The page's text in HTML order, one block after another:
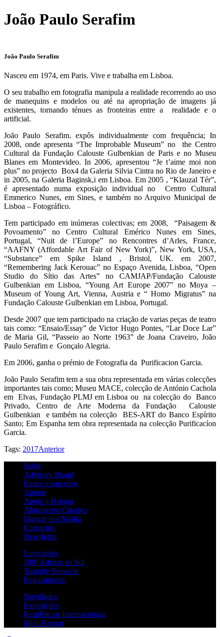
João Paulo Serafim
João Paulo Serafim
Nasceu em 1974, em Paris. Vive e trabalha em Lisboa.
O seu trabalho em fotografia manipula a realidade recorrendo ao uso
de manequins e modelos ou até na apropriação de imagens já
existentes, tornando ténues as fronteiras entre a realidade e o
artificial.
João Paulo Serafim. expôs individualmente com frequência; In
2008, onde apresenta “The Improbable Museum” no the Centro
Cultural da Fundação Calouste Gulbenkian de Paris e no Museu
Blanes em Montevideo. In 2006, apresentou “Je t’aime moi non
plus” no projecto Box4 da Galeria Silvia Cintra no Rio de Janeiro e
in 2005, na Galeria Baginsk,i em Lisboa. Em 2005 , “Klauzal Tér”,
é apresentado numa exposição individual no Centro Cultural
Emmerico Nunes, em Sines, e também no Arquivo Municipal de
Lisboa – Fotográfico.
Tem participado em inúmeras colectivas; em 2008, “Paisagem &
Povoamento” no Centro Cultural Emérico Nunes em Sines,
Portugal, “Nuit de l’Europe” no Rencontres d’Arles, France,
“AAFNY (Affordable Art Fair of New York)”, New York, USA,
“Substance” em Spike Island , Bristol, UK. em 2007,
“Remembering Jack Kerouac” no Espaço Avenida, Lisboa, “Open
Studio do Sítio das Artes” no CAMJAP/Fundação Calouste
Gulbenkian em Lisboa, “Young Art Europe 2007” no Moya –
Museum of Young Art, Vienna, Austria e “ Homo Migratus” na
Fundação Calouste Gulbenkian em Lisboa, Portugal.
Desde 2007 que tem participado na criação de varias peças de teatro
tais como: “Ensaio/Essay” de Victor Hugo Pontes, “Lar Doce Lar”
de Maria Gil, “Passeio ao Norte 1963” de Joana Craveiro, João
Paulo Serafim e Gonçalo Alegria.
Em 2006, ganha o prémio de Fotografia da Purificacion Garcia.
João Paulo Serafim tem a sua obra representada em várias colecções
importantes tais como; Museu MACE, colecção de António Cachola
em Elvas, Fundação PLMJ em Lisboa ou na colecção do Banco
Privado, Centro de Arte Moderna da Fundação Calouste
Gulbenkian e também na colecção BES-ART do Banco Espírito
Santo; Em Espanha tem obra representada na colecção Purificacíon
Garcia.
Tags: 2017Anterior
Sobre
Advisory Board
Redes e parceiros
Apoios
Apoie o Hangar
Alojamento Criativo
Hangar nos Media
Contactos
Newsletter
Longitudes
180º Artistas ao Sul
Triangle Network
Regulamento
Novidades
Exposições
Residências Internacionais
Mini-Hangar